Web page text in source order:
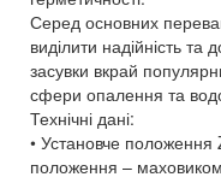
Серед основних
виділити надійність та
засувки вкрай
сфери опалення та
Технічні дані:
• Установче
положення –